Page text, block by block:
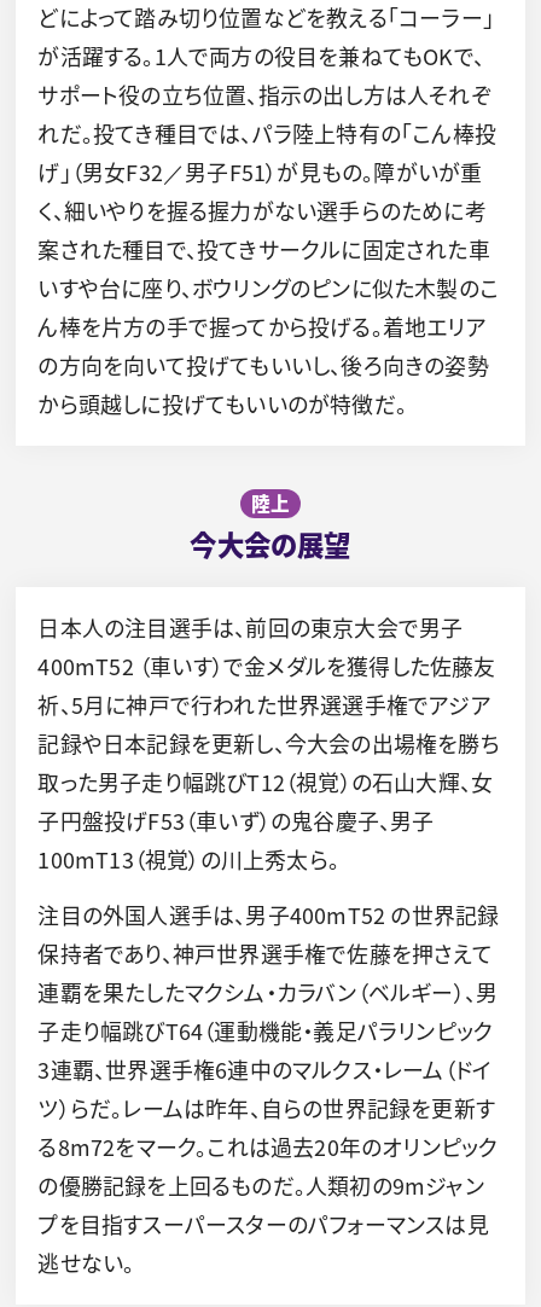
どによって踏み切り位置などを教える「コーラー」
が活躍する。1人で両方の役目を兼ねてもOKで、
サポート役の立ち位置、指示の出し方は人それぞ
れだ。投てき種目では、パラ陸上特有の「こん棒投
げ」（男女F32／男子F51）が見もの。障がいが重
く、細いやりを握る握力がない選手らのために考
案された種目で、投てきサークルに固定された車
いすや台に座り、ボウリングのピンに似た木製のこ
ん棒を片方の手で握ってから投げる。着地エリア
の方向を向いて投げてもいいし、後ろ向きの姿勢
から頭越しに投げてもいいのが特徴だ。
陸上
今大会の展望
日本人の注目選手は、前回の東京大会で男子
400mT52 （車いす）で金メダルを獲得した佐藤友
祈、5月に神戸で行われた世界選選手権でアジア
記録や日本記録を更新し、今大会の出場権を勝ち
取った男子走り幅跳びT12（視覚）の石山大輝、女
子円盤投げF53（車いず）の鬼谷慶子、男子
100mT13（視覚）の川上秀太ら。
注目の外国人選手は、男子400mT52 の世界記録
保持者であり、神戸世界選手権で佐藤を押さえて
連覇を果たしたマクシム・カラバン（ベルギー）、男
子走り幅跳びT64（運動機能・義足パラリンピック
3連覇、世界選手権6連中のマルクス・レーム（ドイ
ツ）らだ。レームは昨年、自らの世界記録を更新す
る8m72をマーク。これは過去20年のオリンピック
の優勝記録を上回るものだ。人類初の9mジャン
プを目指すスーパースターのパフォーマンスは見
逃せない。